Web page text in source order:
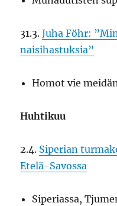
31.3.Juha Föhr:
naisihastuksia”
Homot vie
Huhtikuu
2.4. Siperian
Etelä-Savossa
Siperiassa,